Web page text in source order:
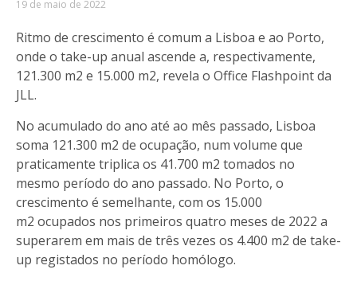
19 de maio de 2022
Ritmo de crescimento é comum a Lisboa e ao Porto,
onde o take-up anual ascende a, respectivamente,
121.300 m2 e 15.000 m2, revela o Office Flashpoint da
JLL.
No acumulado do ano até ao mês passado, Lisboa
soma 121.300 m2 de ocupação, num volume que
praticamente triplica os 41.700 m2 tomados no
mesmo período do ano passado. No Porto, o
crescimento é semelhante, com os 15.000
m2 ocupados nos primeiros quatro meses de 2022 a
superarem em mais de três vezes os 4.400 m2 de take-
up registados no período homólogo.